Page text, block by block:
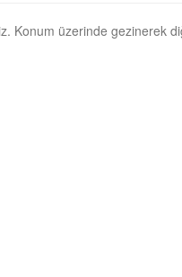
Konum üzerinde gezinerek